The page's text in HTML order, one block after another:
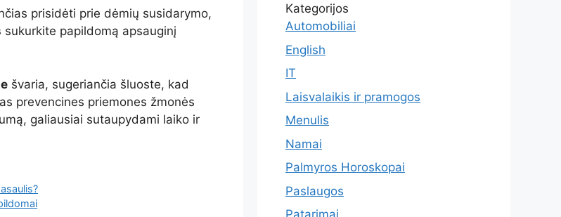
prisidėti prie dėmių susidarymo,
sukurkite papildomą apsauginį
švaria, sugeriančia šluoste, kad
prevencines priemones žmonės
galiausiai sutaupydami laiko ir
Kategorijos
Automobiliai
English
IT
Laisvalaikis ir pramogos
Menulis
Namai
Palmyros Horoskopai
Paslaugos